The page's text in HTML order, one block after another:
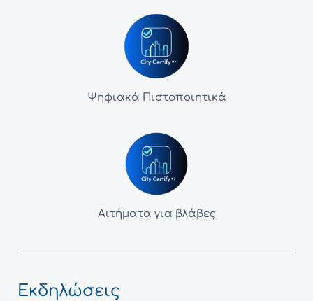
Ψηφιακά Πιστοποιητικά
Αιτήματα για βλάβες
Εκδηλώσεις